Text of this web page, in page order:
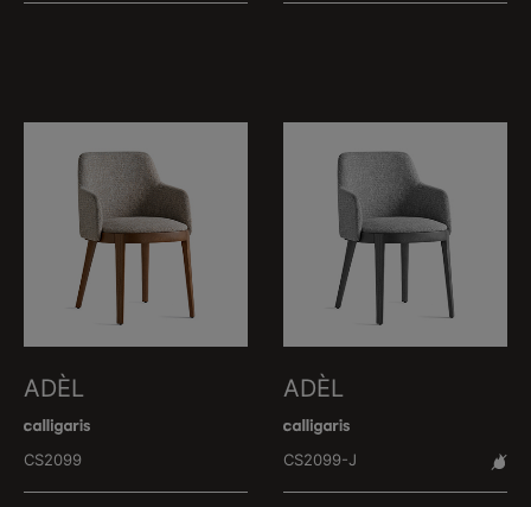
ADÈL
CS2099
ADÈL
CS2099-J